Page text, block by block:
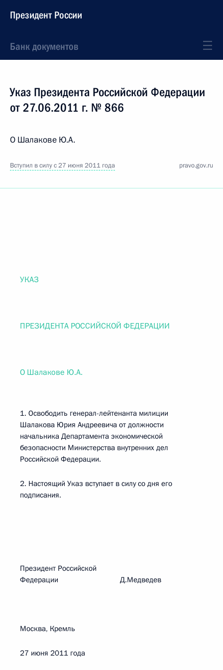
Президент России
Банк документов
Указ Президента Российской Федерации
от 27.06.2011 г. № 866
О Шалакове Ю.А.
Вступил в силу с 27 июня 2011 года pravo.gov.ru
УКАЗ
ПРЕЗИДЕНТА РОССИЙСКОЙ ФЕДЕРАЦИИ
О Шалакове Ю.А.
1. Освободить генерал-лейтенанта милиции
Шалакова Юрия Андреевича от должности
начальника Департамента экономической
безопасности Министерства внутренних дел
Российской Федерации.
2. Настоящий Указ вступает в силу со дня его
подписания.
Президент Российской
Федерации Д.Медведев
Москва, Кремль
27 июня 2011 года